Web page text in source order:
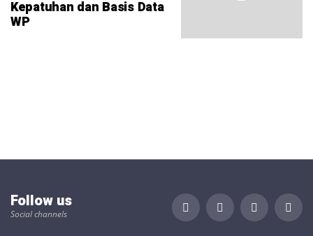
Kepatuhan dan Basis Data
WP
Follow us
Social channels